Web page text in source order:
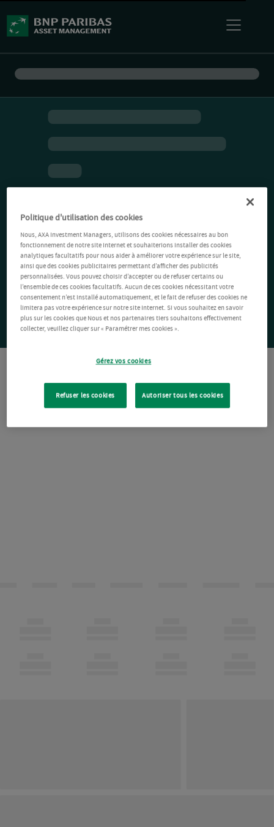
Politique d'utilisation des cookies
Nous, AXA Investment Managers, utilisons des cookies nécessaires au bon
fonctionnement de notre site Internet et souhaiterions installer des cookies
analytiques facultatifs pour nous aider à améliorer votre expérience sur le site,
ainsi que des cookies publicitaires permettant d’afficher des publicités
personnalisées. Vous pouvez choisir d’accepter ou de refuser certains ou
l’ensemble de ces cookies facultatifs. Aucun de ces cookies nécessitant votre
consentement n’est installé automatiquement, et le fait de refuser des cookies ne
limitera pas votre expérience sur notre site Internet. Si vous souhaitez en savoir
plus sur les cookies que Nous et nos partenaires tiers souhaitons effectivement
collecter, veuillez cliquer sur « Paramétrer mes cookies ».
Gérez vos cookies
Refuser les cookies Autoriser tous les cookies